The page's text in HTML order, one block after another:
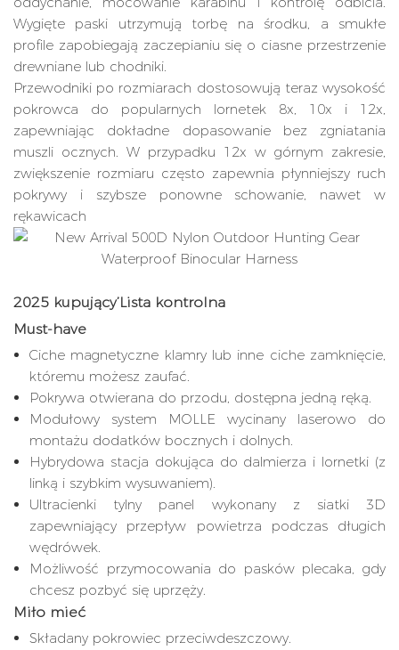
Wygięte paski utrzymują torbę na środku, a smukłe
profile zapobiegają zaczepianiu się o ciasne przestrzenie
drewniane lub chodniki.
Przewodniki po rozmiarach dostosowują teraz wysokość
pokrowca do popularnych lornetek 8x, 10x i 12x,
zapewniając dokładne dopasowanie bez zgniatania
muszli ocznych. W przypadku 12x w górnym zakresie,
zwiększenie rozmiaru często zapewnia płynniejszy ruch
pokrywy i szybsze ponowne schowanie, nawet w
rękawicach
2025 kupujący’Lista kontrolna
Must-have
Ciche magnetyczne klamry lub inne ciche zamknięcie,
któremu możesz zaufać.
Pokrywa otwierana do przodu, dostępna jedną ręką.
Modułowy system MOLLE wycinany laserowo do
montażu dodatków bocznych i dolnych.
Hybrydowa stacja dokująca do dalmierza i lornetki (z
linką i szybkim wysuwaniem).
Ultracienki tylny panel wykonany z siatki 3D
zapewniający przepływ powietrza podczas długich
wędrówek.
Możliwość przymocowania do pasków plecaka, gdy
chcesz pozbyć się uprzęży.
Miło mieć
Składany pokrowiec przeciwdeszczowy.